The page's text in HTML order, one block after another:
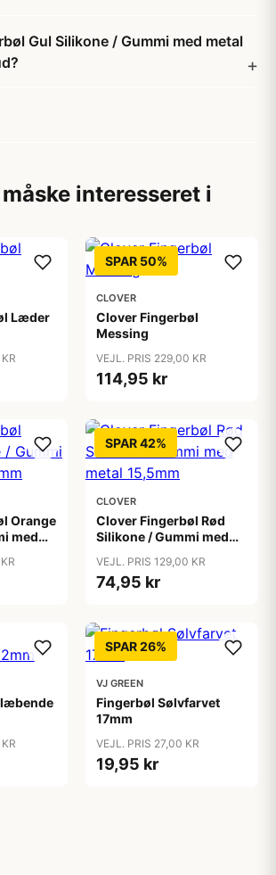
Gul Silikone / Gummi med metal
interesseret i
Læder
SPAR 50%
CLOVER
Clover Fingerbøl
Messing
VEJL. PRIS 229,00 KR
114,95 kr
Orange
med
SPAR 42%
CLOVER
Clover Fingerbøl Rød
Silikone / Gummi med
VEJL. PRIS 129,00 KR
74,95 kr
SPAR 26%
VJ GREEN
Fingerbøl Sølvfarvet
17mm
VEJL. PRIS 27,00 KR
19,95 kr